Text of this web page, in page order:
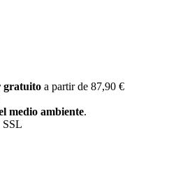
gratuito a partir de 87,90 €
medio ambiente.
SSL